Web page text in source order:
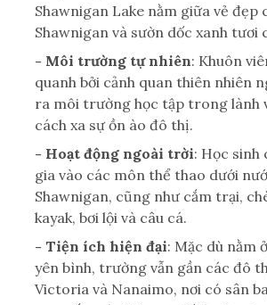
Shawnigan Lake nằm giữa vẻ đẹp
Shawnigan và sườn dốc xanh tươi
- Môi trường tự nhiên: Khuôn
quanh bởi cảnh quan thiên nhiên
ra môi trường học tập trong lành
cách xa sự ồn ào đô thị.
- Hoạt động ngoài trời: Học sinh
gia vào các môn thể thao dưới
Shawnigan, cũng như cắm trại,
kayak, bơi lội và câu cá.
- Tiện ích hiện đại: Mặc dù nằm
yên bình, trường vẫn gần các đô
Victoria và Nanaimo, nơi có sân